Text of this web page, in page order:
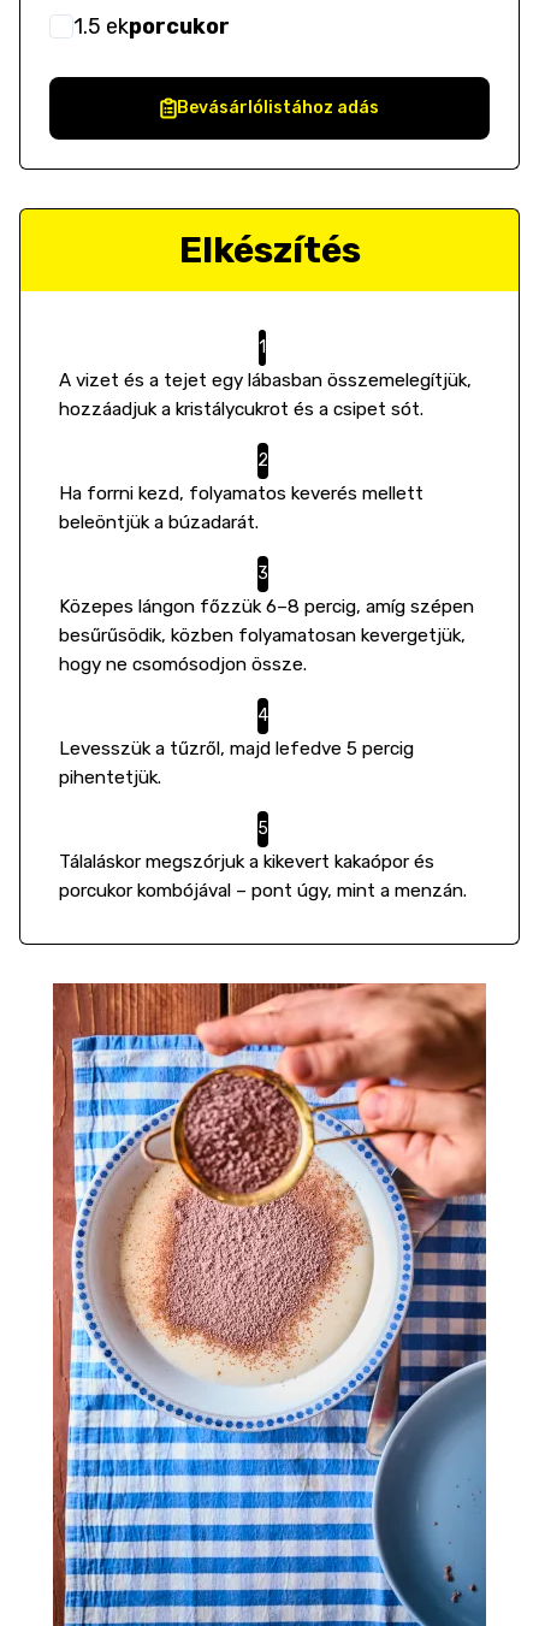
1.5 ekporcukor
Bevásárlólistához adás
Elkészítés
A vizet és a tejet egy lábasban összemelegítjük,
hozzáadjuk a kristálycukrot és a csipet sót.
Ha forrni kezd, folyamatos keverés mellett
beleöntjük a búzadarát.
Közepes lángon főzzük 6–8 percig, amíg szépen
besűrűsödik, közben folyamatosan kevergetjük,
hogy ne csomósodjon össze.
Levesszük a tűzről, majd lefedve 5 percig
pihentetjük.
Tálaláskor megszórjuk a kikevert kakaópor és
porcukor kombójával – pont úgy, mint a menzán.